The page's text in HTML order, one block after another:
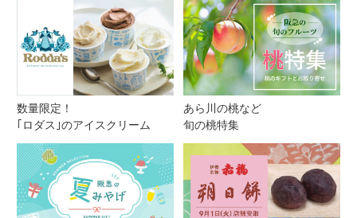
数量限定！
｢ロダス｣のアイスクリーム
あら川の桃など
旬の桃特集